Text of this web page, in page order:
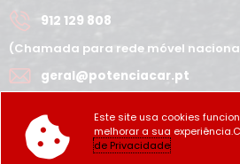
912 129 808
(Chamada para rede móvel
geral@potenciacar.pt
10:00h - 12:30h | 14h 19:30h
Domingo
Este site usa cookies
melhorar a sua
de Privacidade